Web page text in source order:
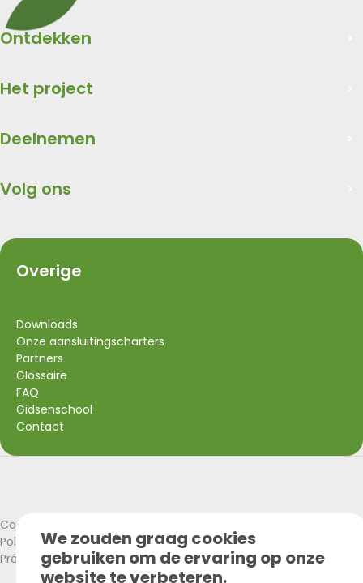
Ontdekken
Het project
Deelnemen
Volg ons
Overige
Downloads
Onze aansluitingscharters
Partners
Glossaire
FAQ
Gidsenschool
Contact
Cookies policy
Politique de confidentialité
Préférences Cookies
We zouden graag cookies
gebruiken om de ervaring op onze
website te verbeteren.